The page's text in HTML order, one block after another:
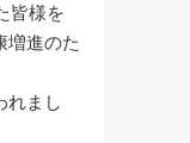
皆様を
増進のた
れまし